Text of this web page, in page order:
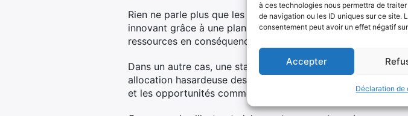
à ces technologies nous permettra de
de navigation ou les ID uniques sur ce site.
consentement peut avoir un effet négatif
Accepter
Déclaration
Rien ne parle plus que les récits vécus. Prenons l’exemple
innovant grâce à une planification méticuleuse : elle a su
ressources en conséquence, évitant ainsi retards et surcoûts.
Dans un autre cas, une start-up ambitieuse a vu son
allocation hasardeuse des ressources humaines et
et les opportunités commerciales se sont envolées comme